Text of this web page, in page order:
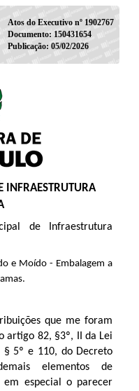
Atos do Executivo nº 1902767
Documento: 150431654
Publicação: 05/02/2026
INFRAESTRUTURA
de Infraestrutura
e Moído - Embalagem a
que me foram
artigo 82, §3º, II da Lei
§ 5º e 110, do Decreto
elementos de
em especial o parecer